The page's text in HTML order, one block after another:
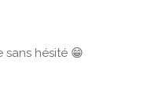
hésité 😁